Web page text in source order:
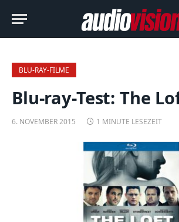
BLU-RAY-FILME
Blu-ray-Test: The
6. NOVEMBER 2015 1 MINUTE LESEZEIT